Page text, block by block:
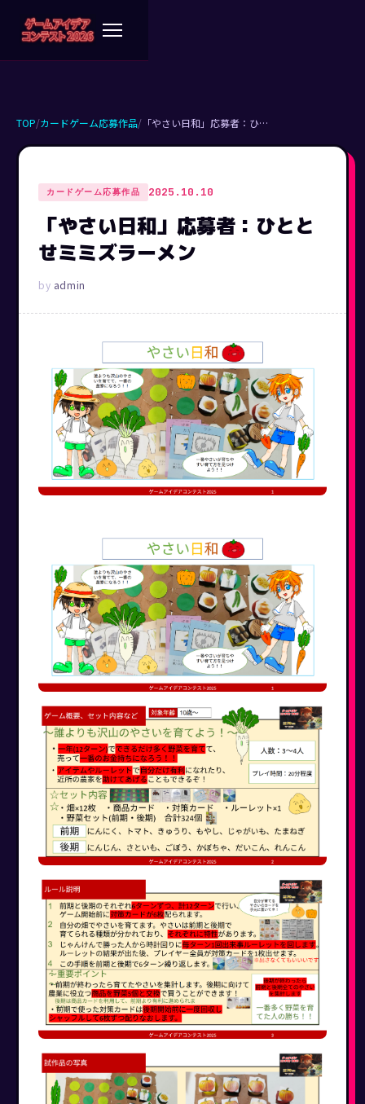
TOP/カードゲーム応募作品/ 「やさい日和」応募者：ひ…
カードゲーム応募作品 2025.10.10
「やさい日和」応募者：ひとと
せミミズラーメン
admin